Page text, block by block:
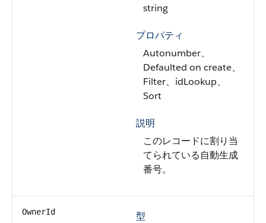
string
プロパティ
Autonumber、
Defaulted on create、
Filter、idLookup、
Sort
説明
このレコードに割り当
てられている自動生成
番号。
OwnerId
型